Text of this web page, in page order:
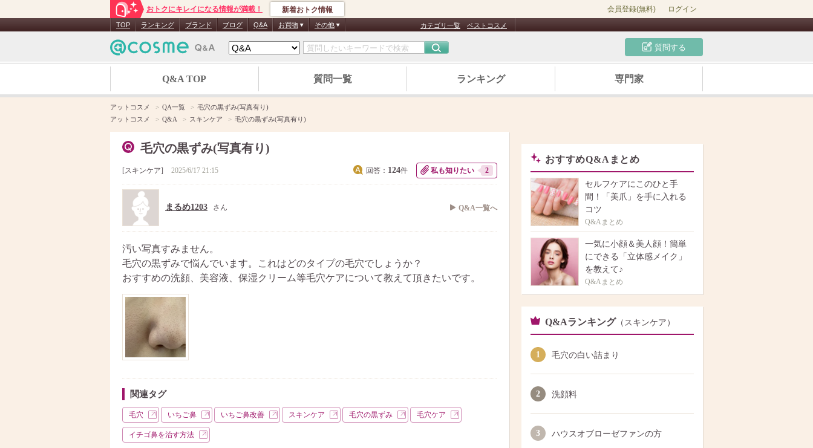
おトクにキレイになる情報が満載！ 新着おトク情報 会員登録(無料) ログイン
TOP ランキング ブランド ブログ Q&A お買物 その他 カテゴリ一覧 ベストコスメ
質問する
Q&A TOP 質問一覧 ランキング 専門家
アットコスメ QA一覧
毛穴の黒ずみ(写真有り)
アットコスメ
Q&A スキンケア 毛穴の黒ずみ(写真有り)
毛穴の黒ずみ(写真有り)
スキンケア 2025/6/17 21:15 回答： 124件 私も知りたい 2
まるめ1203 さん Q&A一覧へ
汚い写真すみません。
毛穴の黒ずみで悩んでいます。これはどのタイプの毛穴でしょうか？
おすすめの洗顔、美容液、保湿クリーム等毛穴ケアについて教えて頂きたいです。
関連タグ
毛穴 いちご鼻 いちご鼻改善 スキンケア 毛穴の黒ずみ 毛穴ケア
イチゴ鼻を治す方法
おすすめQ&Aまとめ
セルフケアにこのひと手
間！「美爪」を手に入れる
コツ
Q&Aまとめ
一気に小顔＆美人顔！簡単
にできる「立体感メイク」
を教えて♪
Q&Aまとめ
Q&Aランキング （スキンケア）
1 毛穴の白い詰まり
2 洗顔料
3 ハウスオブローゼファンの方